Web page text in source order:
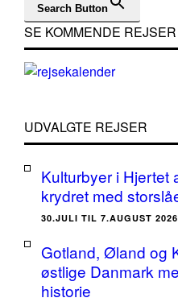
Search Button
SE KOMMENDE REJSER
UDVALGTE REJSER
Kulturbyer i Hjertet
krydret med
30.JULI TIL 7.AUGUST 2026
Gotland, Øland og
østlige Danmark
historie